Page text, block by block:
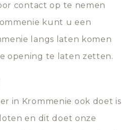
contact op te nemen
kunt u een
langs laten komen
opening te laten zetten.
in Krommenie ook doet is
en dit doet onze